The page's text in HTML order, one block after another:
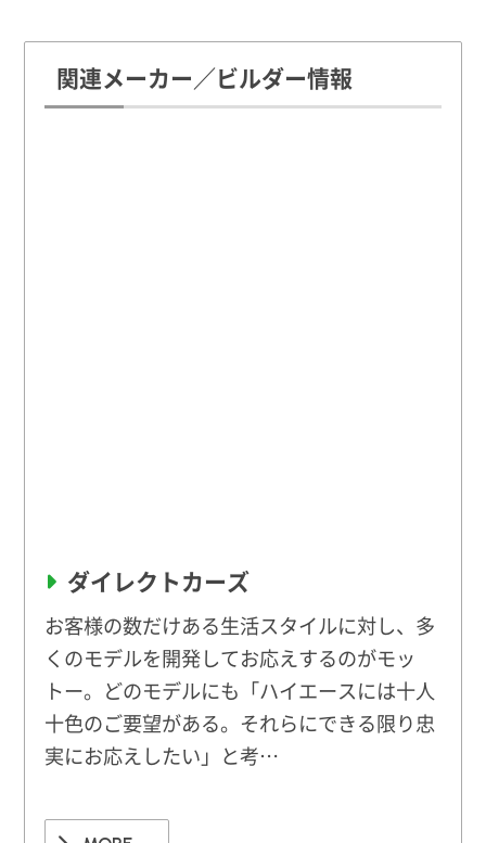
関連メーカー／ビルダー情報
ダイレクトカーズ
お客様の数だけある生活スタイルに対し、多
くのモデルを開発してお応えするのがモッ
トー。どのモデルにも「ハイエースには十人
十色のご要望がある。それらにできる限り忠
実にお応えしたい」と考…